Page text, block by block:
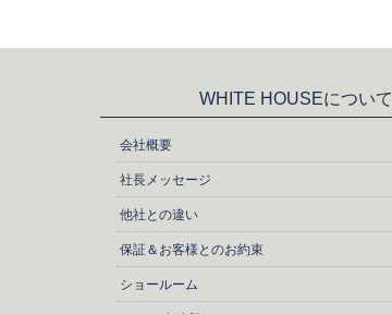
WHITE HOUSEについて
会社概要
社長メッセージ
他社との違い
保証＆お客様とのお約束
ショールーム